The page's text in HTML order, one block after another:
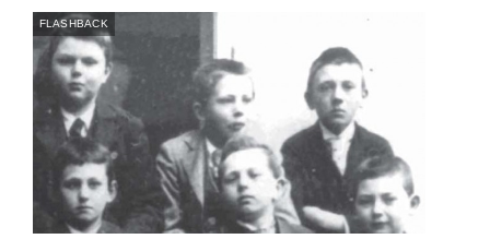
FLASHBACK